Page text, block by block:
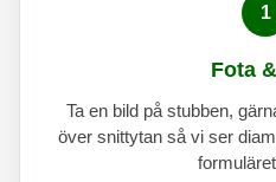
1
Fota
Ta en bild på stubben,
över snittytan så vi ser